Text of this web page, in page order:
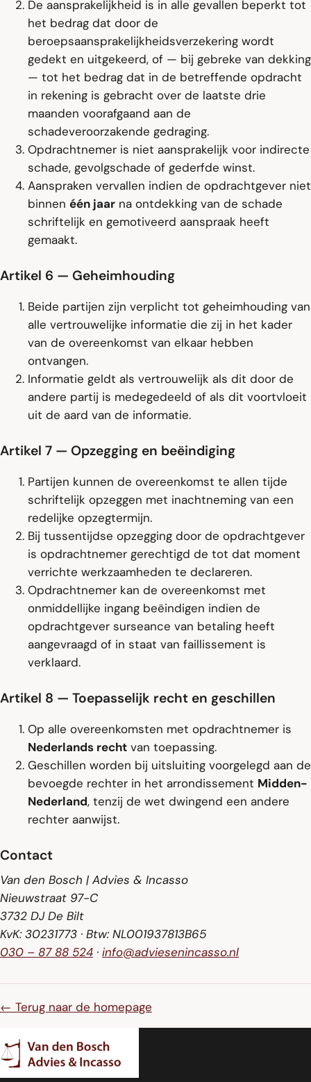
De aansprakelijkheid is in alle gevallen beperkt tot
het bedrag dat door de
beroepsaansprakelijkheidsverzekering wordt
gedekt en uitgekeerd, of — bij gebreke van dekking
— tot het bedrag dat in de betreffende opdracht
in rekening is gebracht over de laatste drie
maanden voorafgaand aan de
schadeveroorzakende gedraging.
Opdrachtnemer is niet aansprakelijk voor indirecte
schade, gevolgschade of gederfde winst.
Aanspraken vervallen indien de opdrachtgever niet
binnen één jaar na ontdekking van de schade
schriftelijk en gemotiveerd aanspraak heeft
gemaakt.
Artikel 6 — Geheimhouding
Beide partijen zijn verplicht tot geheimhouding van
alle vertrouwelijke informatie die zij in het kader
van de overeenkomst van elkaar hebben
ontvangen.
Informatie geldt als vertrouwelijk als dit door de
andere partij is medegedeeld of als dit voortvloeit
uit de aard van de informatie.
Artikel 7 — Opzegging en beëindiging
Partijen kunnen de overeenkomst te allen tijde
schriftelijk opzeggen met inachtneming van een
redelijke opzegtermijn.
Bij tussentijdse opzegging door de opdrachtgever
is opdrachtnemer gerechtigd de tot dat moment
verrichte werkzaamheden te declareren.
Opdrachtnemer kan de overeenkomst met
onmiddellijke ingang beëindigen indien de
opdrachtgever surseance van betaling heeft
aangevraagd of in staat van faillissement is
verklaard.
Artikel 8 — Toepasselijk recht en geschillen
Op alle overeenkomsten met opdrachtnemer is
Nederlands recht van toepassing.
Geschillen worden bij uitsluiting voorgelegd aan de
bevoegde rechter in het arrondissement Midden-
Nederland, tenzij de wet dwingend een andere
rechter aanwijst.
Contact
Van den Bosch | Advies & Incasso
Nieuwstraat 97-C
3732 DJ De Bilt
KvK: 30231773 · Btw: NL001937813B65
030 – 87 88 524 · info@adviesenincasso.nl
← Terug naar de homepage